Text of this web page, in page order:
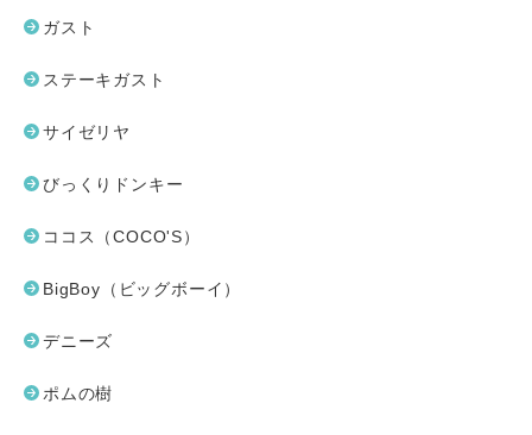
ガスト
ステーキガスト
サイゼリヤ
びっくりドンキー
ココス（COCO'S）
BigBoy（ビッグボーイ）
デニーズ
ポムの樹